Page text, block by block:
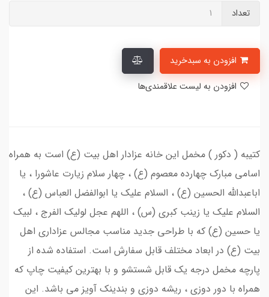
تعداد
کتیبه ( دکور ) مخمل این خانه عزادار اهل بیت (ع) است به همراه
اسامی مبارک چهارده معصوم (ع) ، چهار سلام زیارت عاشورا ، یا
اباعبدالله الحسین (ع) ، السلام علیک یا ابوالفضل العباس (ع) ،
السلام علیک یا زینب کبری (س) ، اللهم عجل لولیک الفرج ، لبیک
یا حسین (ع) که با طراحی جدید مناسب مجالس عزاداری اهل
بیت (ع) در ابعاد مختلف قابل سفارش است. استفاده شده از
پارچه مخمل درجه یک قابل شستشو و با بهترین کیفیت چاپ که
همراه با دور دوزی ، ریشه دوزی و بندینک آویز می باشد. این